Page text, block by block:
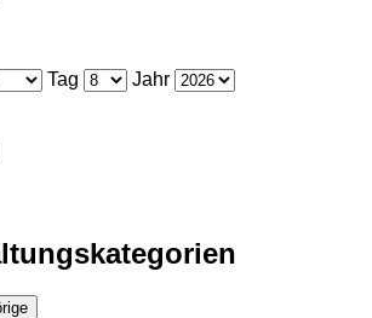
Tag Jahr